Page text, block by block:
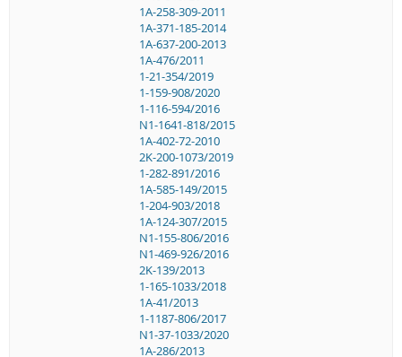
1A-258-309-2011
1A-371-185-2014
1A-637-200-2013
1A-476/2011
1-21-354/2019
1-159-908/2020
1-116-594/2016
N1-1641-818/2015
1A-402-72-2010
2K-200-1073/2019
1-282-891/2016
1A-585-149/2015
1-204-903/2018
1A-124-307/2015
N1-155-806/2016
N1-469-926/2016
2K-139/2013
1-165-1033/2018
1A-41/2013
1-1187-806/2017
N1-37-1033/2020
1A-286/2013